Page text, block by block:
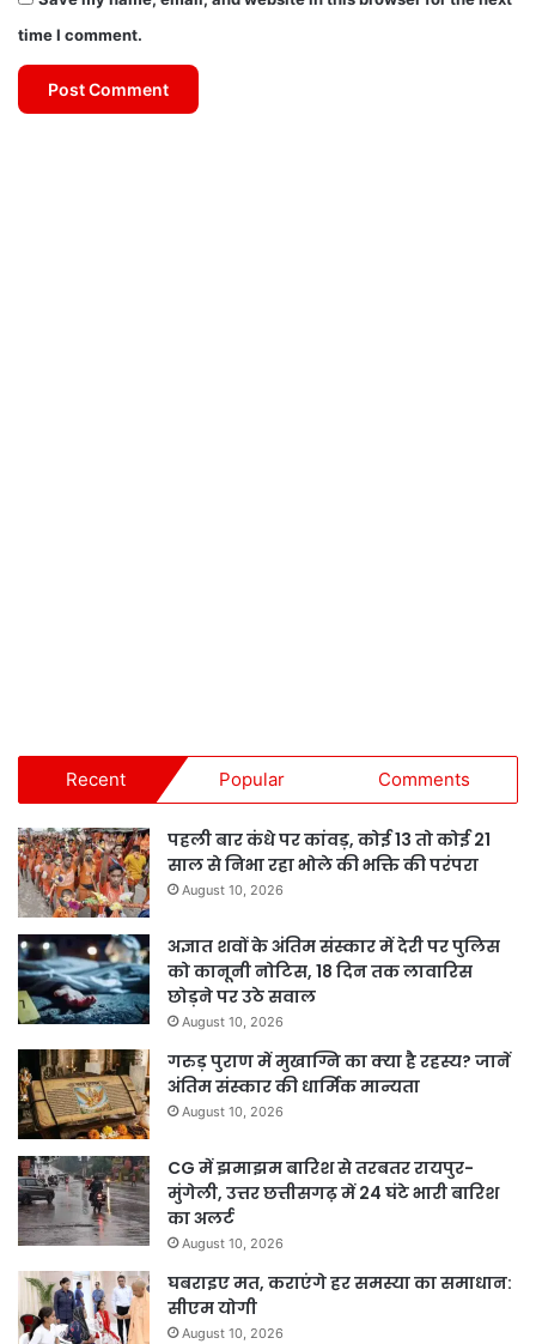
time I comment.
Recent Popular Comments
पहली बार कंधे पर कांवड़, कोई 13 तो कोई 21
साल से निभा रहा भोले की भक्ति की परंपरा
August 10, 2026
अज्ञात शवों के अंतिम संस्कार में देरी पर पुलिस
को कानूनी नोटिस, 18 दिन तक लावारिस
छोड़ने पर उठे सवाल
August 10, 2026
गरुड़ पुराण में मुखाग्नि का क्या है रहस्य? जानें
अंतिम संस्कार की धार्मिक मान्यता
August 10, 2026
CG में झमाझम बारिश से तरबतर रायपुर-
मुंगेली, उत्तर छत्तीसगढ़ में 24 घंटे भारी बारिश
का अलर्ट
August 10, 2026
घबराइए मत, कराएंगे हर समस्या का समाधान:
सीएम योगी
August 10, 2026